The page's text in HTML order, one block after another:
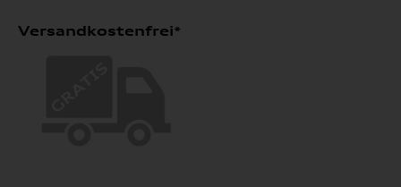
Versandkostenfrei*